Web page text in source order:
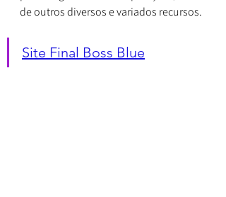
de outros diversos e variados recursos.
Site Final Boss Blue